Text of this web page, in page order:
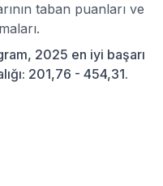
taban puanları ve
2025 en iyi başarı
201,76 - 454,31.